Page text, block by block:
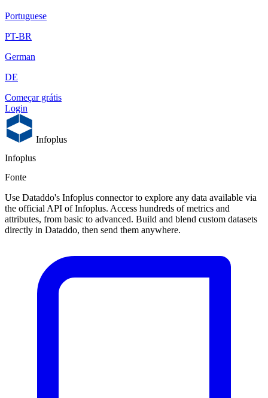
Portuguese
PT-BR
German
DE
Começar grátis
Login
Infoplus
Infoplus
Fonte
Use Dataddo's Infoplus connector to explore any data available via
the official API of Infoplus. Access hundreds of metrics and
attributes, from basic to advanced. Build and blend custom datasets
directly in Dataddo, then send them anywhere.